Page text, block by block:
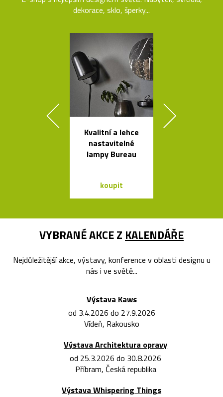
dekorace, sklo, šperky...
Kvalitní a lehce
nastavitelné
lampy Bureau
koupit
VYBRANÉ AKCE Z KALENDÁŘE
Nejdůležitější akce, výstavy, konference v oblasti designu u
nás i ve světě...
Výstava Kaws
od 3.4.2026 do 27.9.2026
Vídeň, Rakousko
Výstava Architektura opravy
od 25.3.2026 do 30.8.2026
Příbram, Česká republika
Výstava Whispering Things